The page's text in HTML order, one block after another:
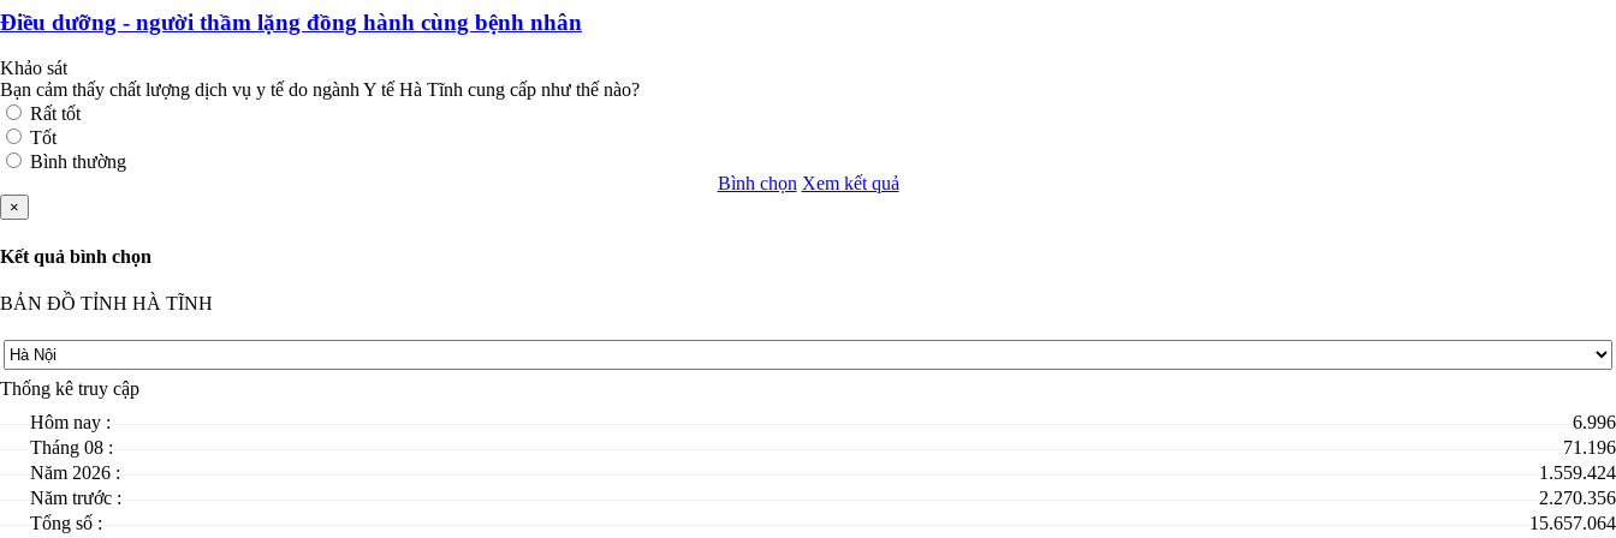
Điều dưỡng - người thầm lặng đồng hành cùng bệnh nhân
Khảo sát
Bạn cảm thấy chất lượng dịch vụ y tế do ngành Y tế Hà Tĩnh cung cấp như thế nào?
Rất tốt
Tốt
Bình thường
Bình chọn Xem kết quả
×
Kết quả bình chọn
BẢN ĐỒ TỈNH HÀ TĨNH
Thống kê truy cập
Hôm nay :
6.996
Tháng 08 :
71.196
Năm 2026 :
1.559.424
Năm trước :
2.270.356
Tổng số :
15.657.064